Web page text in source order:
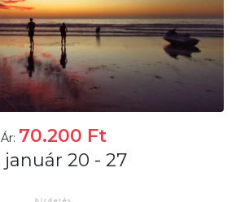
Ár: 70.200 Ft
január 20 - 27